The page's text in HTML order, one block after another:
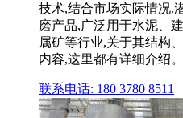
技术,结合市场实际情况,
磨产品,广泛用于水泥、
属矿等行业,关于其结构
内容,这里都有详细介绍。
联系电话: 180 3780 8511